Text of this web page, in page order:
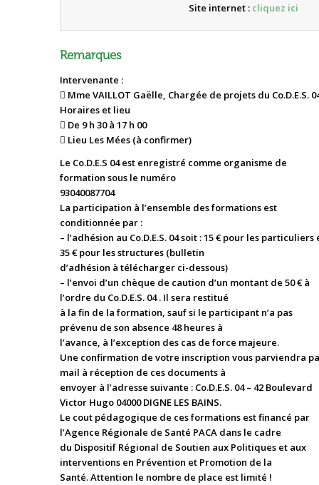
Site internet : cliquez ici
Remarques
Intervenante :
 Mme VAILLOT Gaëlle, Chargée de projets du Co.D.E.S.
Horaires et lieu
 De 9 h 30 à 17 h 00
 Lieu Les Mées (à confirmer)
Le Co.D.E.S 04 est enregistré comme organisme de
formation sous le numéro
93040087704
La participation à l’ensemble des formations est
conditionnée par :
– l’adhésion au Co.D.E.S. 04 soit : 15 € pour les particuliers
35 € pour les structures (bulletin
d’adhésion à télécharger ci-dessous)
– l’envoi d’un chèque de caution d’un montant de 50 € à
l’ordre du Co.D.E.S. 04 . Il sera restitué
à la fin de la formation, sauf si le participant n’a pas
prévenu de son absence 48 heures à
l’avance, à l’exception des cas de force majeure.
Une confirmation de votre inscription vous parviendra
mail à réception de ces documents à
envoyer à l’adresse suivante : Co.D.E.S. 04 – 42 Boulevard
Victor Hugo 04000 DIGNE LES BAINS.
Le cout pédagogique de ces formations est financé par
l’Agence Régionale de Santé PACA dans le cadre
du Dispositif Régional de Soutien aux Politiques et aux
interventions en Prévention et Promotion de la
Santé. Attention le nombre de place est limité !